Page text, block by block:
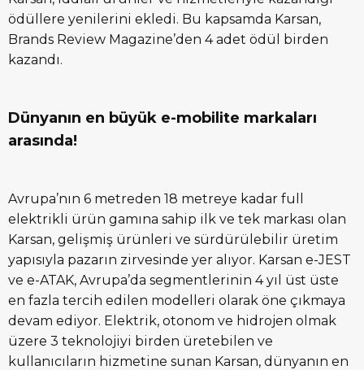
ödüllere yenilerini ekledi. Bu kapsamda Karsan,
Brands Review Magazine’den 4 adet ödül birden
kazandı.
Dünyanın en büyük e-mobilite markaları
arasında!
Avrupa’nın 6 metreden 18 metreye kadar full
elektrikli ürün gamına sahip ilk ve tek markası olan
Karsan, gelişmiş ürünleri ve sürdürülebilir üretim
yapısıyla pazarın zirvesinde yer alıyor. Karsan e-JEST
ve e-ATAK, Avrupa’da segmentlerinin 4 yıl üst üste
en fazla tercih edilen modelleri olarak öne çıkmaya
devam ediyor. Elektrik, otonom ve hidrojen olmak
üzere 3 teknolojiyi birden üretebilen ve
kullanıcıların hizmetine sunan Karsan, dünyanın en